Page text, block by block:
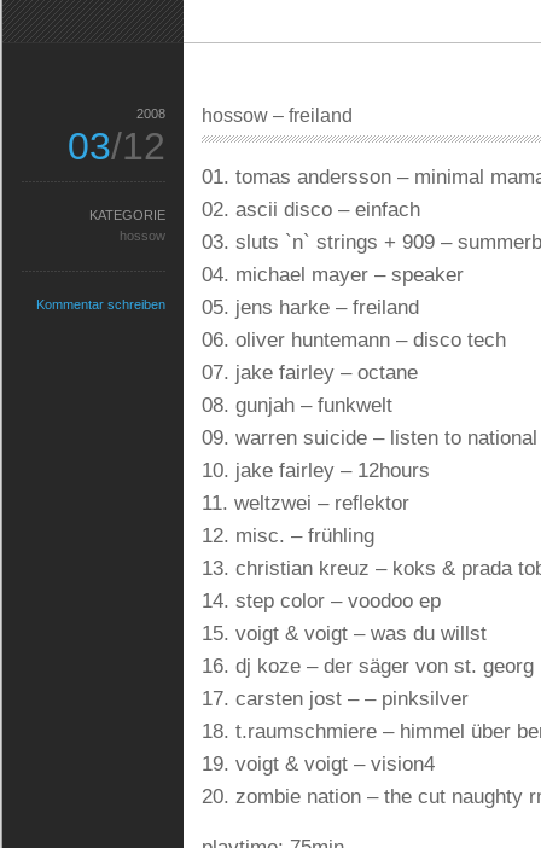
hossow – freiland
01. tomas andersson – minimal
02. ascii disco – einfach
03. sluts `n` strings + 909 –
04. michael mayer – speaker
05. jens harke – freiland
06. oliver huntemann – disco tech
07. jake fairley – octane
08. gunjah – funkwelt
09. warren suicide – listen to
10. jake fairley – 12hours
11. weltzwei – reflektor
12. misc. – frühling
13. christian kreuz – koks & prada
14. step color – voodoo ep
15. voigt & voigt – was du willst
16. dj koze – der säger von st. georg
17. carsten jost – – pinksilver
18. t.raumschmiere – himmel über
19. voigt & voigt – vision4
20. zombie nation – the cut naughty
2008
03/12
KATEGORIE
hossow
Kommentar schreiben